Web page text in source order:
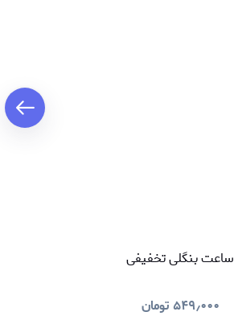
ساعت بنگلی تخفیفی
۵۴۹٫۰۰۰تومان